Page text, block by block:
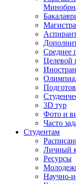
Среднее
Целевой
3D тур
Фото и
Часто
Студентам
Личный
Ресурсы
Научно-